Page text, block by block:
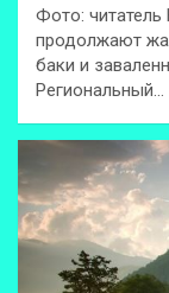
Фото:
продолжают
баки и
Региональный…